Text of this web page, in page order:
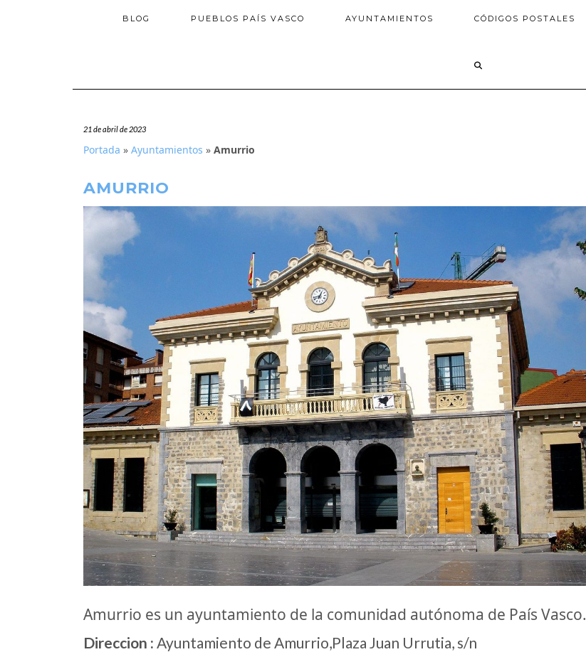
BLOG PUEBLOS PAÍS VASCO AYUNTAMIENTOS CÓDIGOS POSTALES
21 de abril de 2023
Portada » Ayuntamientos » Amurrio
AMURRIO
Amurrio es un ayuntamiento de la comunidad autónoma de País Vasco.
Direccion : Ayuntamiento de Amurrio,Plaza Juan Urrutia, s/n